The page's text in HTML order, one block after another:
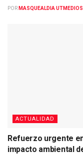
POR MASQUEALDIA UTMEDIOS
ACTUALIDAD
Refuerzo urgente
impacto ambiental